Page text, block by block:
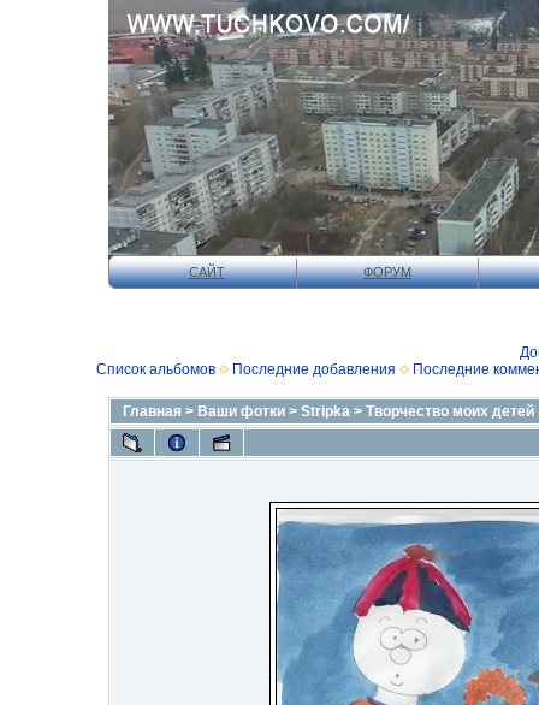
САЙТ ФОРУМ
Список альбомов
Последние добавления Последние
Главная > Ваши фотки > Stripka > Творчество моих детей